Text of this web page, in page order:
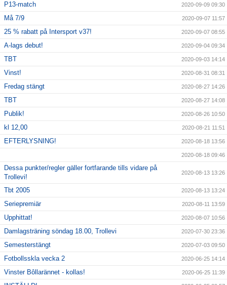
P13-match 2020-09-09 09:30
Må 7/9 2020-09-07 11:57
25 % rabatt på Intersport v37! 2020-09-07 08:55
A-lags debut! 2020-09-04 09:34
TBT 2020-09-03 14:14
Vinst! 2020-08-31 08:31
Fredag stängt 2020-08-27 14:26
TBT 2020-08-27 14:08
Publik! 2020-08-26 10:50
kl 12,00 2020-08-21 11:51
EFTERLYSNING! 2020-08-18 13:56
2020-08-18 09:46
Dessa punkter/regler gäller fortfarande tills vidare på
Trollevi!
2020-08-13 13:26
Tbt 2005 2020-08-13 13:24
Seriepremiär 2020-08-11 13:59
Upphittat! 2020-08-07 10:56
Damlagsträning söndag 18.00, Trollevi 2020-07-30 23:36
Semesterstängt 2020-07-03 09:50
Fotbollsskla vecka 2 2020-06-25 14:14
Vinster Bôllarännet - kollas! 2020-06-25 11:39